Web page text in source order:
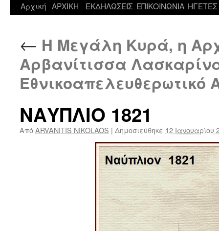
Αρχική ΑΡΧΙΚΗ ΕΚΔΗΛΩΣΕΙΣ ΕΠΙΚΟΙΝΩΝΙΑ ΗΓΕΤΕΣ
← Η Μεγάλη Κυρά, η
Αρβανίτισσα
Εθνικοαπελευθερωτικό
ΝΑΥΠΛΙΟ 1821
ΑπόARVANITIS NIKOLAOS | Δημοσιεύθηκε 12 Ιανουαρίου